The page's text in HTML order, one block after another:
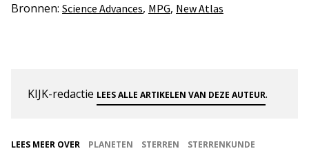
Bronnen: Science Advances, MPG, New Atlas
KIJK-redactie LEES ALLE ARTIKELEN VAN DEZE AUTEUR.
LEES MEER OVER PLANETEN STERREN
STERRENKUNDE